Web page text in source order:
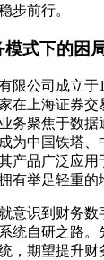
步前行。
式下的困
限公司成立于
在上海证券
务聚焦于数
为中国铁塔
产品广泛应
有举足轻重的
意识到财务
统自研之路。
，期望提升